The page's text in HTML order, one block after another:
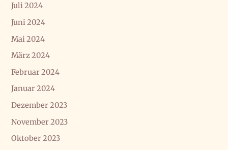
Juli 2024
Juni 2024
Mai 2024
März 2024
Februar 2024
Januar 2024
Dezember 2023
November 2023
Oktober 2023